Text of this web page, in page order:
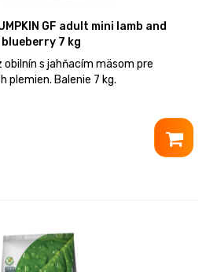
GF adult mini lamb and
blueberry 7 kg
s jahňacím mäsom pre
plemien. Balenie 7 kg.